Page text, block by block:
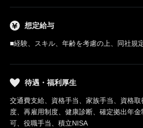
想定給与
■経験、スキル、年齢を考慮の上、同社規
待遇・福利厚生
交通費支給、資格手当、家族手当、資格取
度、再雇用制度、健康診断、確定拠出年
可、役職手当、積立NISA